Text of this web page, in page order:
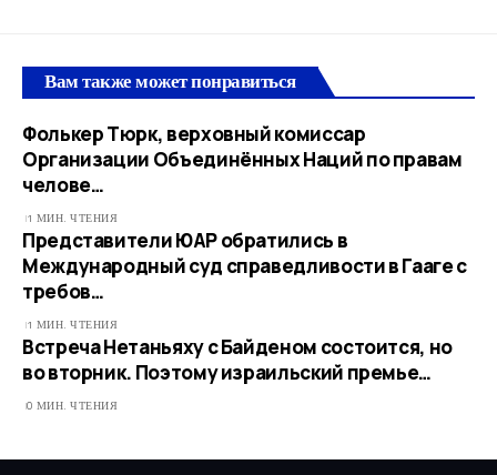
Вам также может понравиться
Фолькер Тюрк, верховный комиссар
Организации Объединённых Наций по правам
челове…
1 МИН. ЧТЕНИЯ
Представители ЮАР обратились в
Международный суд справедливости в Гааге с
требов…​
1 МИН. ЧТЕНИЯ
Встреча Нетаньяху с Байденом состоится, но
во вторник. Поэтому израильский премье…
0 МИН. ЧТЕНИЯ